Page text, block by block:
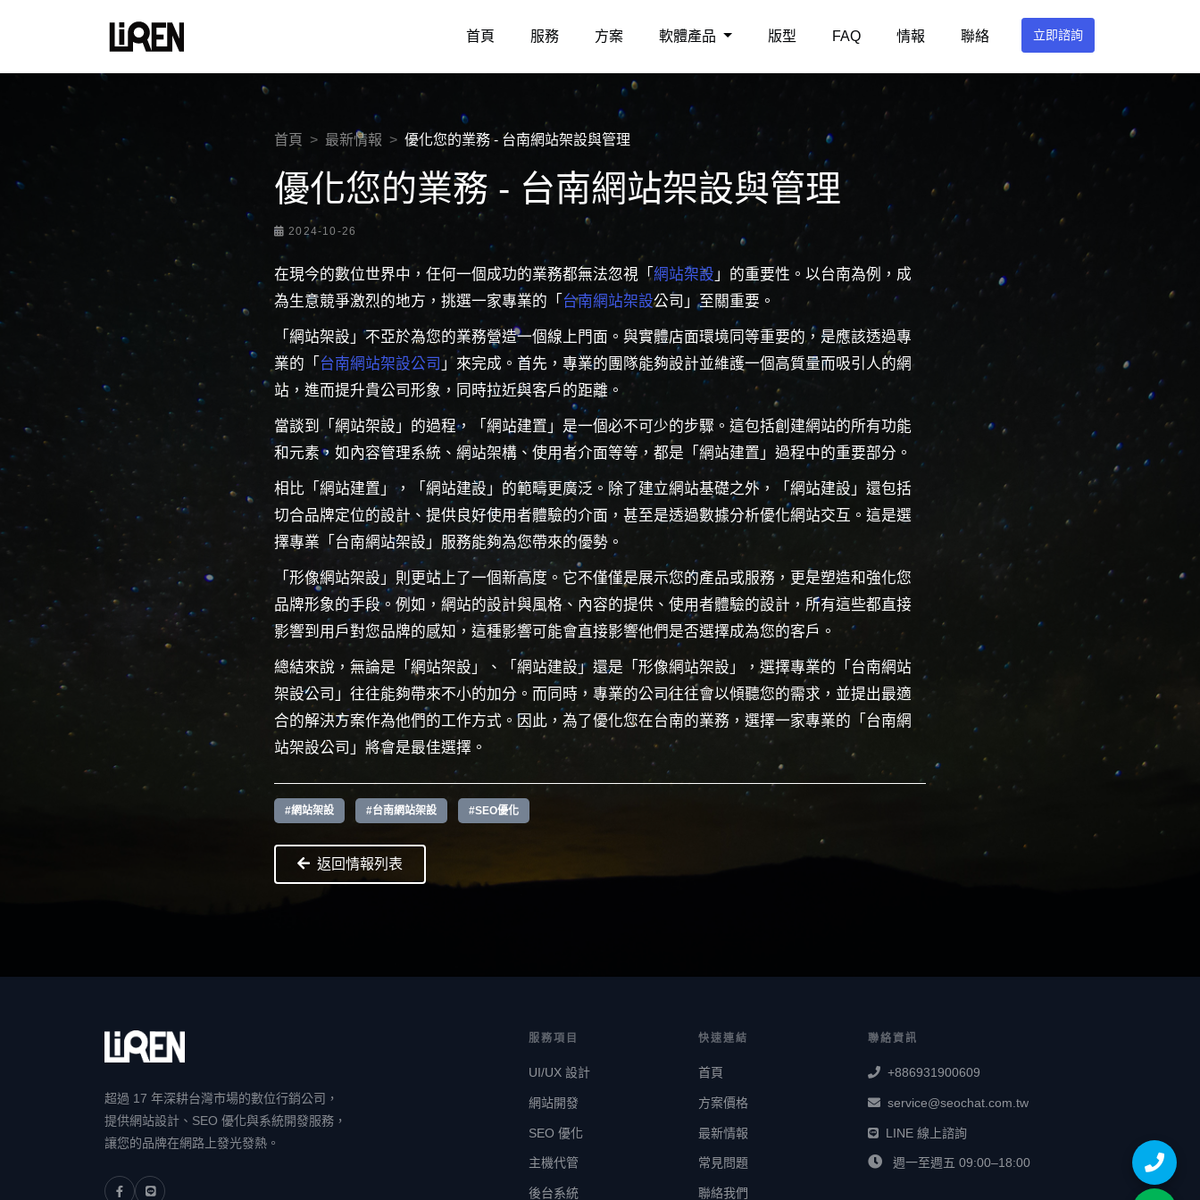
首頁 服務 方案 軟體產品 版型 FAQ 情報 聯絡 立即諮詢
首頁 最新情報 優化您的業務 - 台南網站架設與管理
優化您的業務 - 台南網站架設與管理
2024-10-26
在現今的數位世界中，任何一個成功的業務都無法忽視「網站架設 」的重要性。以台南為例，成
為生意競爭激烈的地方，挑選一家專業的「 台南網站架設公司」至關重要。
「網站架設」不亞於為您的業務營造一個線上門面。與實體店面環境同等重要的，是應該透過專
業的「 台南網站架設公司 」來完成。首先，專業的團隊能夠設計並維護一個高質量而吸引人的網
站，進而提升貴公司形象，同時拉近與客戶的距離。
當談到「網站架設」的過程，「網站建置」是一個必不可少的步驟。這包括創建網站的所有功能
和元素，如內容管理系統、網站架構、使用者介面等等，都是「網站建置」過程中的重要部分。
相比「網站建置」，「網站建設」的範疇更廣泛。除了建立網站基礎之外，「網站建設」還包括
切合品牌定位的設計、提供良好使用者體驗的介面，甚至是透過數據分析優化網站交互。這是選
擇專業「台南網站架設」服務能夠為您帶來的優勢。
「形像網站架設」則更站上了一個新高度。它不僅僅是展示您的產品或服務，更是塑造和強化您
品牌形象的手段。例如，網站的設計與風格、內容的提供、使用者體驗的設計，所有這些都直接
影響到用戶對您品牌的感知，這種影響可能會直接影響他們是否選擇成為您的客戶。
總結來說，無論是「網站架設」、「網站建設」還是「形像網站架設」，選擇專業的「台南網站
架設公司」往往能夠帶來不小的加分。而同時，專業的公司往往會以傾聽您的需求，並提出最適
合的解決方案作為他們的工作方式。因此，為了優化您在台南的業務，選擇一家專業的「台南網
站架設公司」將會是最佳選擇。
#網站架設 #台南網站架設 #SEO優化
返回情報列表
超過 17 年深耕台灣市場的數位行銷公司，
提供網站設計、SEO 優化與系統開發服務，
讓您的品牌在網路上發光發熱。
服務項目
UI/UX 設計
網站開發
SEO 優化
主機代管
後台系統
快速連結
首頁
方案價格
最新情報
常見問題
聯絡我們
聯絡資訊
+886931900609
service@seochat.com.tw
LINE 線上諮詢
週一至週五 09:00–18:00